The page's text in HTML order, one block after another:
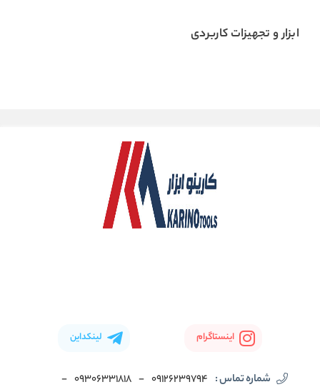
ابزار و تجهیزات کاربردی
اینستاگرام لینکداین
شماره تماس : 09126239794
-
09306331818
-